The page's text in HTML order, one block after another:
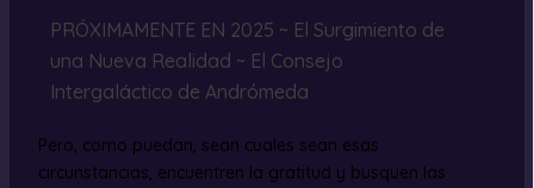
PRÓXIMAMENTE EN 2025 ~ El Surgimiento de
una Nueva Realidad ~ El Consejo
Intergaláctico de Andrómeda
Pero, como puedan, sean cuales sean esas
circunstancias, encuentren la gratitud y busquen las